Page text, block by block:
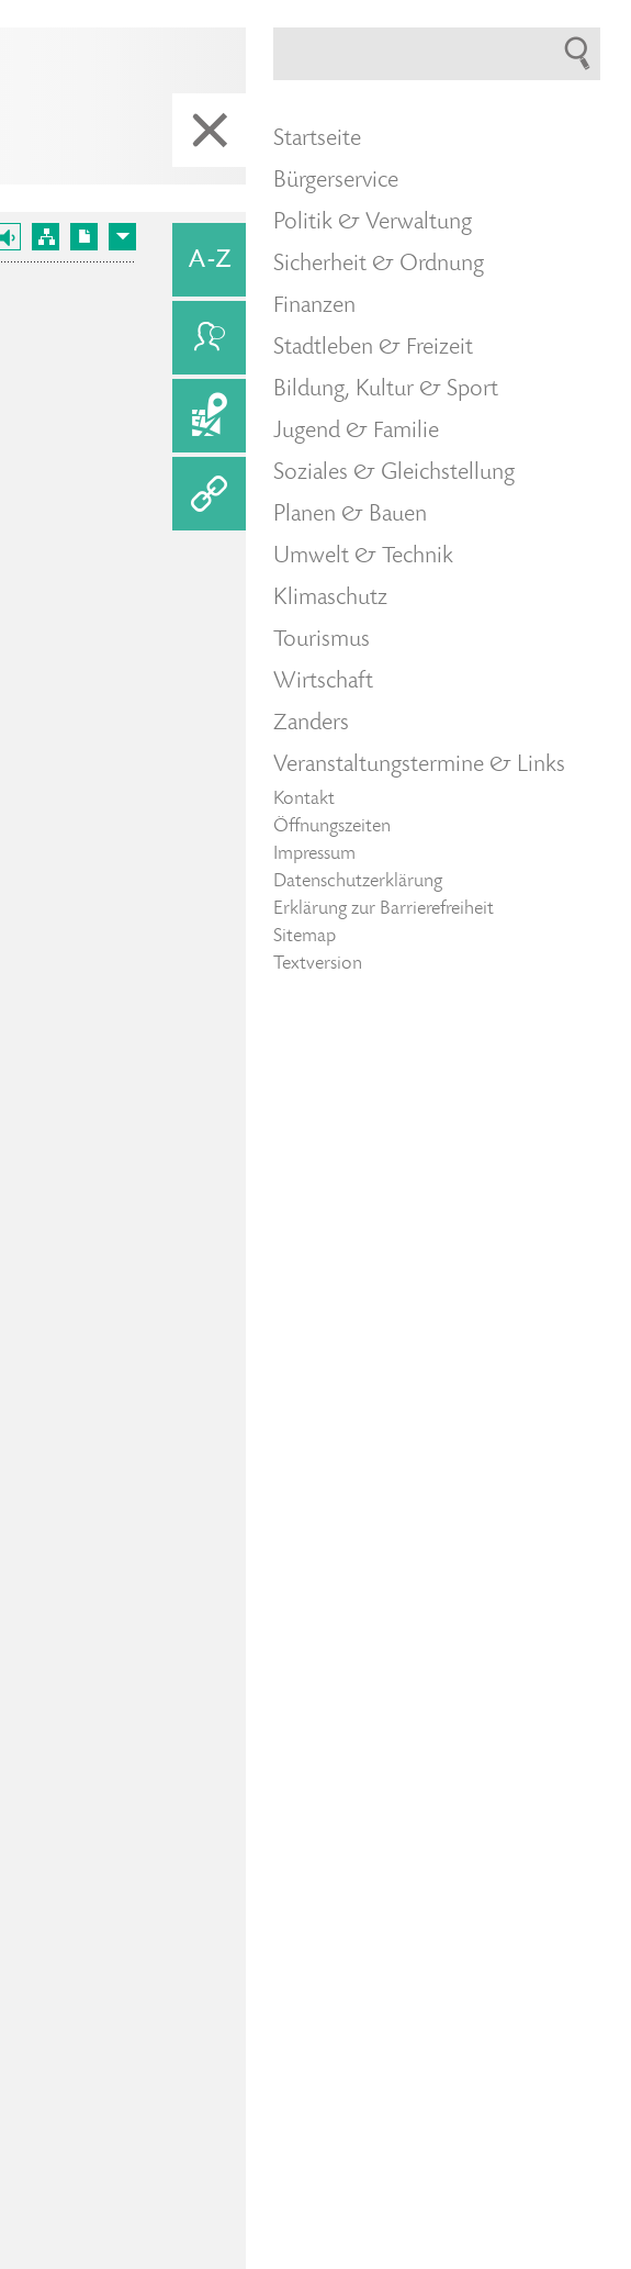
Startseite
Bürgerservice
Politik & Verwaltung
Sicherheit & Ordnung
Finanzen
Stadtleben & Freizeit
Bildung, Kultur & Sport
Jugend & Familie
Soziales & Gleichstellung
Planen & Bauen
Umwelt & Technik
Klimaschutz
Tourismus
Wirtschaft
Zanders
Veranstaltungstermine & Links
Kontakt
Öffnungszeiten
Impressum
Datenschutzerklärung
Erklärung zur Barrierefreiheit
Sitemap
Textversion